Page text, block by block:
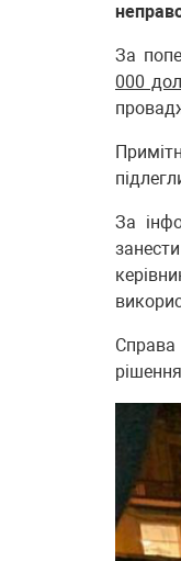
За
000
За
Справа